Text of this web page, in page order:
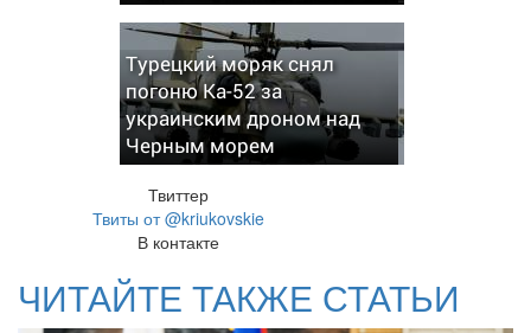
Турецкий моряк снял
погоню Ка-52 за
украинским дроном над
Черным морем
Твиттер
Твиты от @kriukovskie
В контакте
ЧИТАЙТЕ ТАКЖЕ СТАТЬИ